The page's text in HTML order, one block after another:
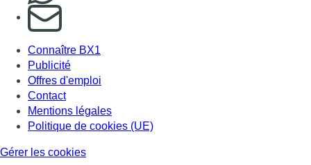
S'abonner à notre newsletter
Connaître BX1
Publicité
Offres d'emploi
Contact
Mentions légales
Politique de cookies (UE)
Gérer les cookies